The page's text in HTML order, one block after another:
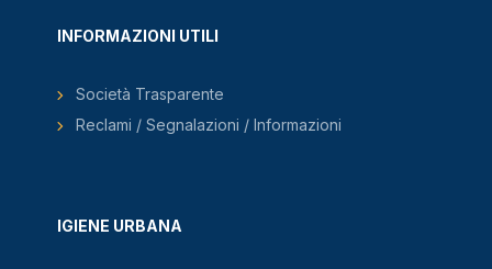
IGIENE URBANA
INFORMAZIONI UTILI
Società Trasparente
Reclami / Segnalazioni / Informazioni